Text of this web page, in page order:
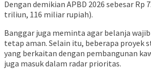
Dengan demikian APBD 2026 sebesar Rp
triliun, 116 miliar rupiah).
Banggar juga meminta agar belanja
tetap aman. Selain itu, beberapa proyek
yang berkaitan dengan pembangunan
juga masuk dalam radar prioritas.